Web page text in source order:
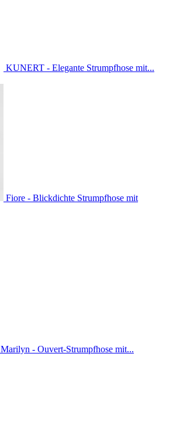
KUNERT - Elegante Strumpfhose mit...
Fiore - Blickdichte Strumpfhose mit
Marilyn - Ouvert-Strumpfhose mit...